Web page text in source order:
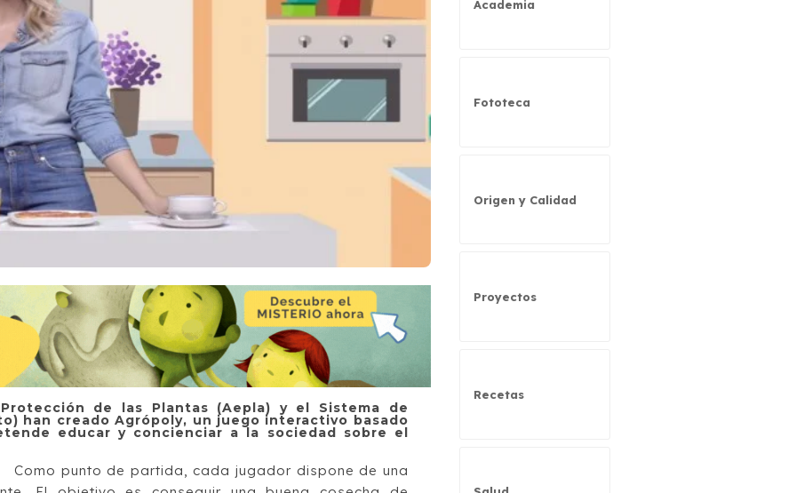
de las Plantas (Aepla) y el Sistema de
han creado Agrópoly, un juego interactivo basado
educar y concienciar a la sociedad sobre el
Como punto de partida, cada jugador dispone de una
Academia
Fototeca
Origen y Calidad
Proyectos
Recetas